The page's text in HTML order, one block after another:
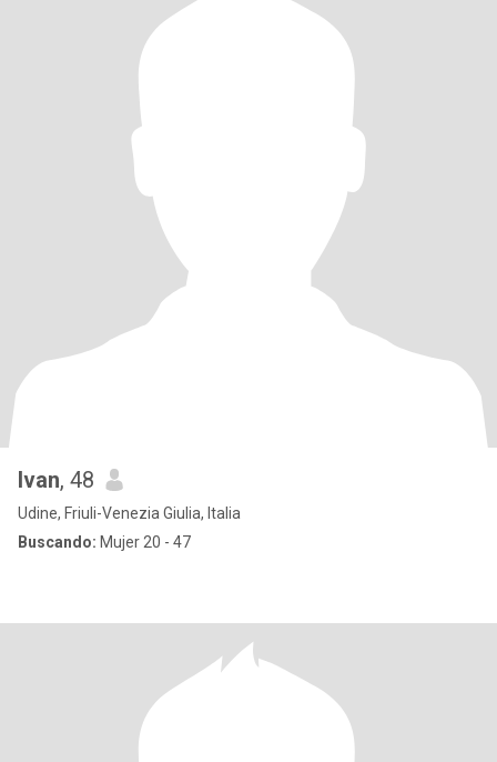
Ivan, 48
Udine, Friuli-Venezia Giulia, Italia
Buscando: Mujer 20 - 47